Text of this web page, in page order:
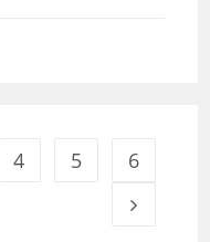
4 5 6
Aller à la